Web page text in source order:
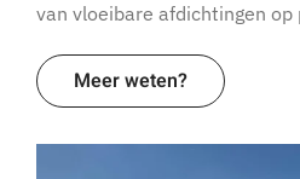
van vloeibare afdichtingen
Meer weten?